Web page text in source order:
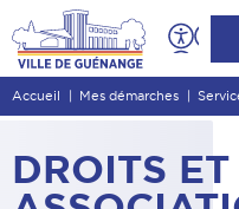
Contenu
Entête de page
Menu principal
Pied de page
Accueil Mes démarches
DROITS